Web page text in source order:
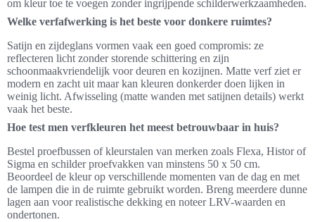
om kleur toe te voegen zonder ingrijpende schilderwerkzaamheden.
Welke verfafwerking is het beste voor donkere ruimtes?
Satijn en zijdeglans vormen vaak een goed compromis: ze
reflecteren licht zonder storende schittering en zijn
schoonmaakvriendelijk voor deuren en kozijnen. Matte verf ziet er
modern en zacht uit maar kan kleuren donkerder doen lijken in
weinig licht. Afwisseling (matte wanden met satijnen details) werkt
vaak het beste.
Hoe test men verfkleuren het meest betrouwbaar in huis?
Bestel proefbussen of kleurstalen van merken zoals Flexa, Histor of
Sigma en schilder proefvakken van minstens 50 x 50 cm.
Beoordeel de kleur op verschillende momenten van de dag en met
de lampen die in de ruimte gebruikt worden. Breng meerdere dunne
lagen aan voor realistische dekking en noteer LRV-waarden en
ondertonen.